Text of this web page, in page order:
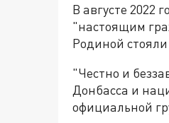
В августе 2022
"настоящим
Родиной
"Честно и
Донбасса и
официальной